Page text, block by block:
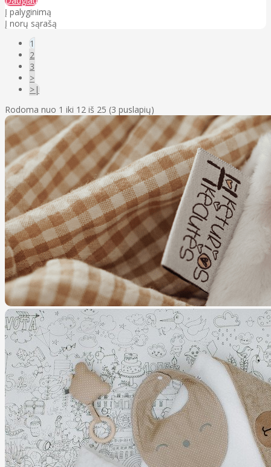
Į palyginimą
Į norų sąrašą
1
2
3
>
>|
Rodoma nuo 1 iki 12 iš 25 (3 puslapių)